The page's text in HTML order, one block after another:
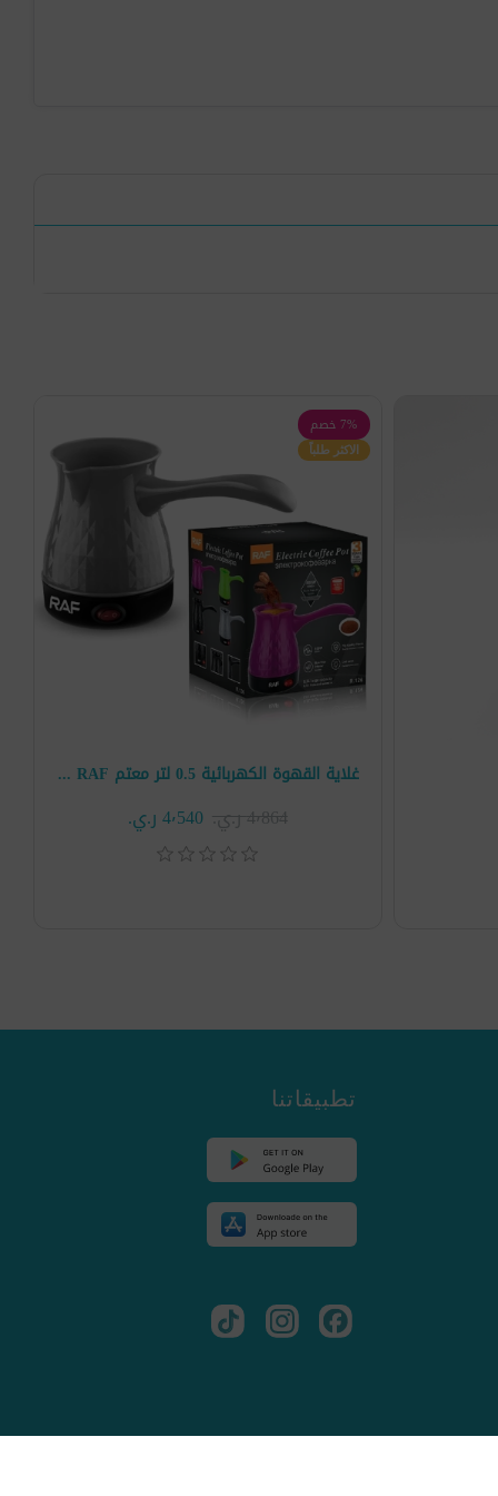
غلاية القهوة الكهربائية 0.5 لتر معتم RAF موديل R.126
7% خصم
الاكثر طلباً
4٬864 ر.ي.‏ 4٬540 ر.ي.‏
تطبيقاتنا